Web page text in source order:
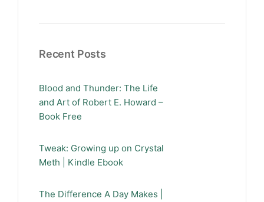
Recent Posts
Blood and Thunder: The Life
and Art of Robert E. Howard –
Book Free
Tweak: Growing up on Crystal
Meth | Kindle Ebook
The Difference A Day Makes |